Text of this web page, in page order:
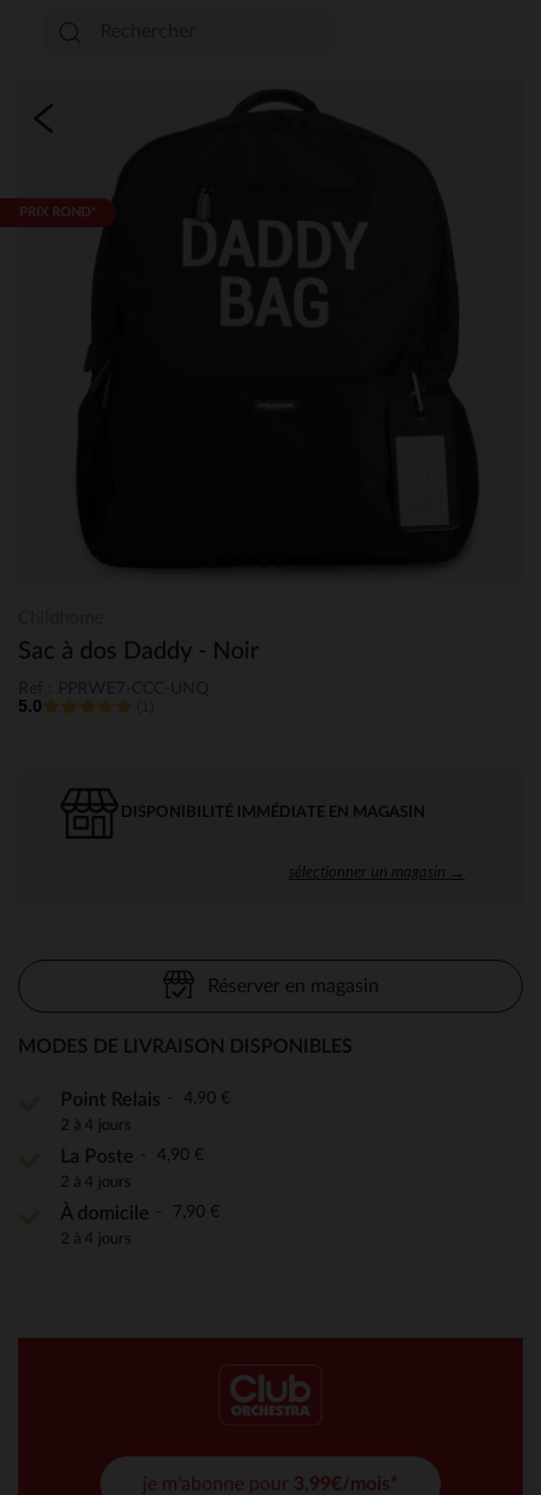
PRIX ROND*
Sac à dos Daddy - Noir
5.0
DISPONIBILITÉ IMMÉDIATE EN MAGASIN
sélectionner un magasin →
Réserver en magasin
MODES DE LIVRAISON DISPONIBLES
Point Relais 4,90 €
2 à 4 jours
La Poste 4,90 €
2 à 4 jours
À domicile 7,90 €
2 à 4 jours
je m'abonne pour 3,99€/mois*